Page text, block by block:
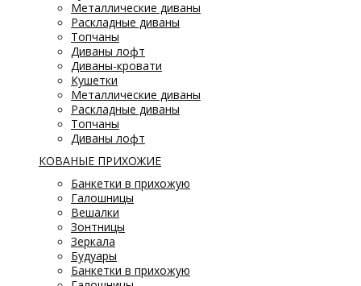
Металлические диваны
Раскладные диваны
Топчаны
Диваны лофт
Диваны-кровати
Кушетки
Металлические диваны
Раскладные диваны
Топчаны
Диваны лофт
КОВАНЫЕ ПРИХОЖИЕ
Банкетки в прихожую
Галошницы
Вешалки
Зонтницы
Зеркала
Будуары
Банкетки в прихожую